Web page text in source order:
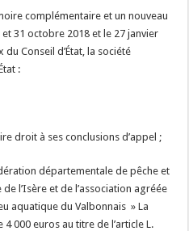
complémentaire et un nouveau
31 octobre 2018 et le 27 janvier
Conseil d’État, la société
:
droit à ses conclusions d’appel ;
départementale de pêche et
l’Isère et de l’association agréée
aquatique du Valbonnais » La
000 euros au titre de l’article L.